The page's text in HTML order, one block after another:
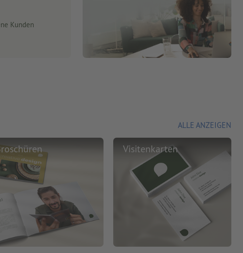
Kunden
ALLE ANZEIGEN
Visitenkarten